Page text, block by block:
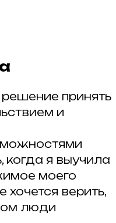
принять
и
когда я выучила
моего
верить,
люди